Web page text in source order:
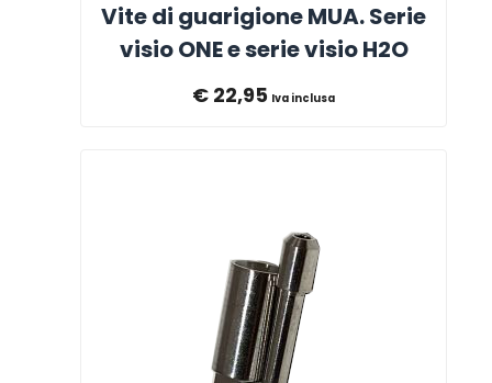
Vite di guarigione MUA. Serie
visio ONE e serie visio H2O
€ 22,95 Iva inclusa